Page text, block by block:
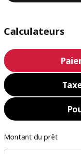
Calculateurs
Montant du prêt